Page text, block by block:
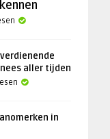
aller tijden
in